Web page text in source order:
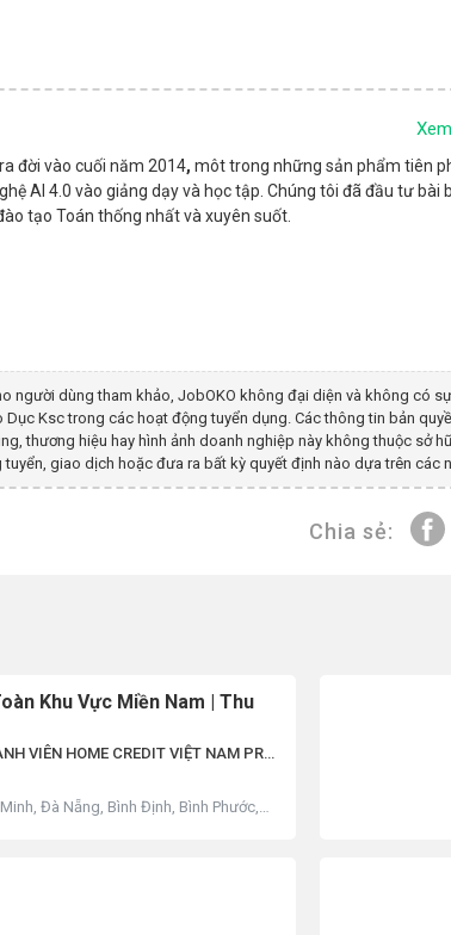
ra đời vào cuối năm 2014, môt trong những sản phẩm tiên
AI 4.0 vào giảng dạy và học tập. Chúng tôi đã đầu tư bài
tạo Toán thống nhất và xuyên suốt.
người dùng tham khảo, JobOKO không đại diện và không có
Dục Ksctrong các hoạt động tuyển dụng. Các thông tin bản
thương hiệu hay hình ảnh doanh nghiệp này không thuộc sở
giao dịch hoặc đưa ra bất kỳ quyết định nào dựa trên các
Chia sẻ:
Khu Vực Miền Nam | Thu
VIÊN HOME CREDIT VIỆT NAM PRO
Đà Nẵng, Bình Định, Bình Phước,